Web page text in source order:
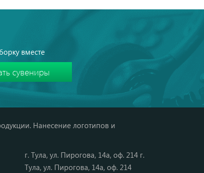
вместе
Нанесение логотипов и
г. Тула, ул. Пирогова, 14а, оф. 214 г.
Тула, ул. Пирогова, 14а, оф. 214